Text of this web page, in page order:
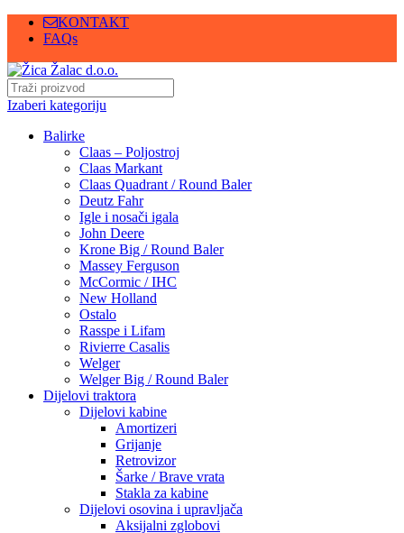
KONTAKT
FAQs
Izaberi kategoriju
Balirke
Claas – Poljostroj
Claas Markant
Claas Quadrant / Round Baler
Deutz Fahr
Igle i nosači igala
John Deere
Krone Big / Round Baler
Massey Ferguson
McCormic / IHC
New Holland
Ostalo
Rasspe i Lifam
Rivierre Casalis
Welger
Welger Big / Round Baler
Dijelovi traktora
Dijelovi kabine
Amortizeri
Grijanje
Retrovizor
Šarke / Brave vrata
Stakla za kabine
Dijelovi osovina i upravljača
Aksijalni zglobovi